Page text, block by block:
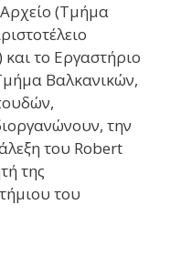
(Τμήμα
το Εργαστήριο
Βαλκανικών,
την
του Robert
της
του